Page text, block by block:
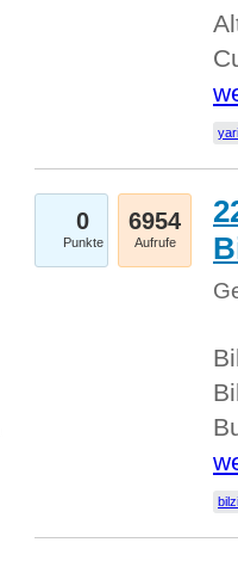
0
Punkte
6954
Aufrufe